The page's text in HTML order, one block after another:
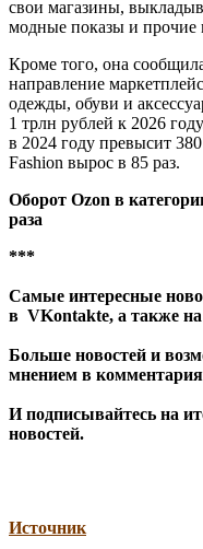
свои магазины,
модные показы и прочие
Кроме того, она
направление
одежды, обуви и
1 трлн рублей к 2026
в 2024 году превысит
Fashion вырос в 85 раз.
Оборот Ozon в
раза
***
Самые интересные
в VKontakte, а также
Больше новостей и
мнением в
Иподписывайтесь на
новостей.
Источник